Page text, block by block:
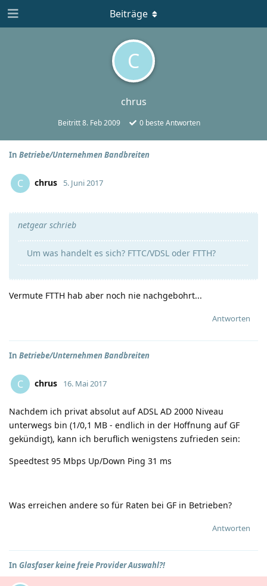
C
chrus
Beitritt8. Feb 2009 0 beste Antworten
Beiträge
In Betriebe/Unternehmen Bandbreiten
C chrus 5. Juni 2017
netgear schrieb
Um was handelt es sich? FTTC/VDSL oder FTTH?
Vermute FTTH hab aber noch nie nachgebohrt...
Antworten
In Betriebe/Unternehmen Bandbreiten
C chrus 16. Mai 2017
Nachdem ich privat absolut auf ADSL AD 2000 Niveau
unterwegs bin (1/0,1 MB - endlich in der Hoffnung auf GF
gekündigt), kann ich beruflich wenigstens zufrieden sein:
Speedtest 95 Mbps Up/Down Ping 31 ms
Was erreichen andere so für Raten bei GF in Betrieben?
Antworten
In Glasfaser keine freie Provider Auswahl?!